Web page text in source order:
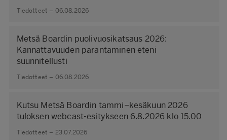
Tiedotteet – 06.08.2026
Metsä Boardin puolivuosikatsaus 2026:
Kannattavuuden parantaminen eteni
suunnitellusti
Tiedotteet – 06.08.2026
Kutsu Metsä Boardin tammi–kesäkuun 2026
tuloksen webcast-esitykseen 6.8.2026 klo 15.00
Tiedotteet – 23.07.2026